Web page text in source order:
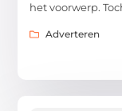
het voorwerp.
Adverteren